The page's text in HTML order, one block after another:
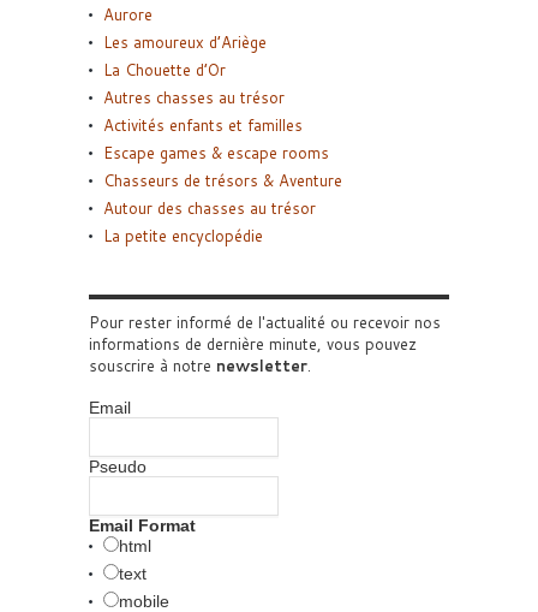
Aurore
Les amoureux d’Ariège
La Chouette d’Or
Autres chasses au trésor
Activités enfants et familles
Escape games & escape rooms
Chasseurs de trésors & Aventure
Autour des chasses au trésor
La petite encyclopédie
Pour rester informé de l'actualité ou recevoir nos
informations de dernière minute, vous pouvez
souscrire à notre newsletter.
Email
Pseudo
Email Format
html
text
mobile